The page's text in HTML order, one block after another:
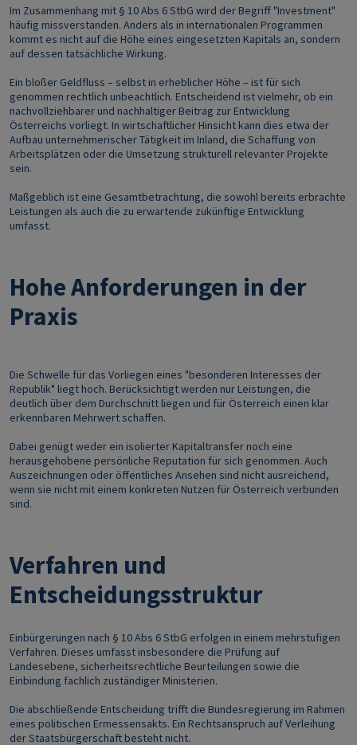
Im Zusammenhang mit § 10 Abs 6 StbG wird der Begriff "Investment"
häufig missverstanden. Anders als in internationalen Programmen
kommt es nicht auf die Höhe eines eingesetzten Kapitals an, sondern
auf dessen tatsächliche Wirkung.
Ein bloßer Geldfluss – selbst in erheblicher Höhe – ist für sich
genommen rechtlich unbeachtlich. Entscheidend ist vielmehr, ob ein
nachvollziehbarer und nachhaltiger Beitrag zur Entwicklung
Österreichs vorliegt. In wirtschaftlicher Hinsicht kann dies etwa der
Aufbau unternehmerischer Tätigkeit im Inland, die Schaffung von
Arbeitsplätzen oder die Umsetzung strukturell relevanter Projekte
sein.
Maßgeblich ist eine Gesamtbetrachtung, die sowohl bereits erbrachte
Leistungen als auch die zu erwartende zukünftige Entwicklung
umfasst.
Hohe Anforderungen in der
Praxis
Die Schwelle für das Vorliegen eines "besonderen Interesses der
Republik" liegt hoch. Berücksichtigt werden nur Leistungen, die
deutlich über dem Durchschnitt liegen und für Österreich einen klar
erkennbaren Mehrwert schaffen.
Dabei genügt weder ein isolierter Kapitaltransfer noch eine
herausgehobene persönliche Reputation für sich genommen. Auch
Auszeichnungen oder öffentliches Ansehen sind nicht ausreichend,
wenn sie nicht mit einem konkreten Nutzen für Österreich verbunden
sind.
Verfahren und
Entscheidungsstruktur
Einbürgerungen nach § 10 Abs 6 StbG erfolgen in einem mehrstufigen
Verfahren. Dieses umfasst insbesondere die Prüfung auf
Landesebene, sicherheitsrechtliche Beurteilungen sowie die
Einbindung fachlich zuständiger Ministerien.
Die abschließende Entscheidung trifft die Bundesregierung im Rahmen
eines politischen Ermessensakts. Ein Rechtsanspruch auf Verleihung
der Staatsbürgerschaft besteht nicht.